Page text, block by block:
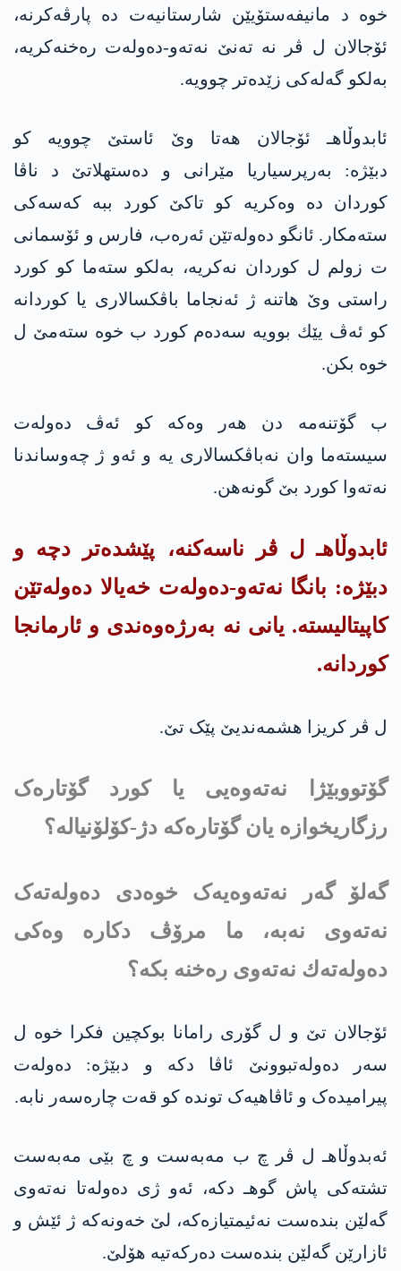
خوه‌ د مانیفه‌ستۆیێن شارستانیه‌ت ده‌ پارڤه‌كرنه‌،
ئۆجالان ل ڤر نه‌ ته‌نێ نه‌ته‌و-ده‌وله‌ت ره‌خنه‌كریه‌،
به‌لكو گه‌له‌كی زێده‌تر چوویه‌.
ئابدوڵاهـ ئۆجالان هەتا وێ ئاستێ چوویه‌ كو
دبێژه‌: بەرپرسیاریا مێرانی و ده‌ستهلاتێ د ناڤا
كوردان ده‌ وه‌كریه‌ كو تاكێ كورد ببه‌ كه‌سه‌كی
سته‌مكار. ئانگو دەولەتێن ئەرەب، فارس و ئۆسمانی
ت زولم ل كوردان نه‌كریه‌، به‌لكو سته‌ما كو كورد
راستی وێ هاتنه‌ ژ ئەنجاما باڤکسالاری یا کوردانە
کو ئه‌ڤ یێك بوویه‌ سه‌ده‌م کورد ب خوه‌ سته‌مێ ل
خوە بكن.
ب گۆتنه‌مه‌ دن هه‌ر وه‌كه‌ كو ئه‌ڤ ده‌وله‌ت
سیسته‌ما وان نه‌باڤكسالاری یه‌ و ئه‌و ژ چه‌وساندنا
نه‌ته‌وا كورد بێ گونه‌هن.
ئابدوڵاهـ ل ڤر ناسه‌كنه‌، پێشده‌تر دچە و
دبێژە: بانگا نەتەو-دەولەت خەیالا دەولەتێن
کاپیتالیستە. یانی نە بەرژەوەندی و ئارمانجا
کوردانە.
ل ڤر کریزا هشمەندیێ پێک تێ.
گۆتووبێژا نەتەوەیی یا کورد گۆتارەک
رزگاریخوازە یان گۆتارەکە دژ-کۆلۆنیالە؟
گه‌لۆ گەر نەتەوەیەک خوەدی دەولەتەک
نەتەوی نه‌به‌، ما مرۆڤ دکارە وەکی
ده‌وله‌ته‌ك نه‌ته‌وی رەخنە بکە؟
ئۆجالان تێ و ل گۆری رامانا بوکچین فکرا خوە ل
سەر دەولەتبوونێ ئاڤا دکە و دبێژە: دەولەت
پیرامیدەک و ئاڤاهیەک توندە کو قەت چارەسەر نابە.
ئەبدوڵاهـ ل ڤر چ ب مه‌به‌ست و چ بێی مه‌به‌ست
تشتەکی پاش گوهـ دكه‌، ئه‌و ژی ده‌وله‌تا نه‌ته‌وی
گه‌لێن بنده‌ست نه‌ئیمتیازەکە، لێ خەونه‌كه‌ ژ ئێش و
ئازارێن گه‌لێن بندەست دەرکەتیە هۆلێ.